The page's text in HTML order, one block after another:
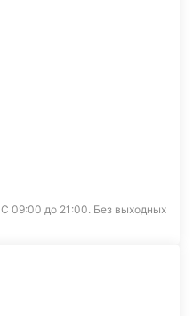
С 09:00 до 21:00. Без выходных